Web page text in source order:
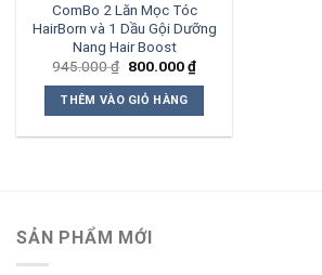
ComBo 2 Lăn Mọc Tóc
HairBorn và 1 Dầu Gội Dưỡng
Nang Hair Boost
945.000₫ Giá
là:
945.000 ₫.
800.000₫Giá
hiện
800.000 ₫.
THÊM VÀO GIỎ HÀNG
SẢN PHẨM MỚI